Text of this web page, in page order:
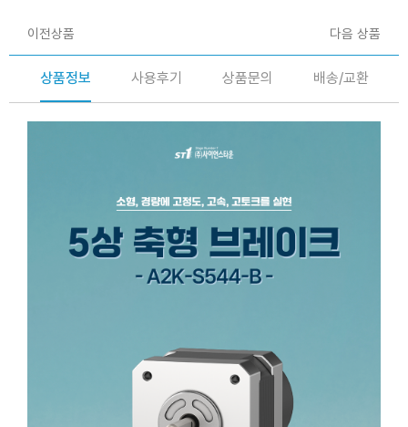
이전상품 다음 상품
상품정보 사용후기 상품문의 배송/교환